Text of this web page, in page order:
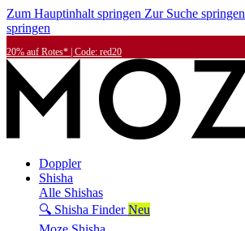
Zum Hauptinhalt springen Zur Suche springen
springen
20% auf Rotes* | Code: red20
Doppler
Shisha
Alle Shishas
🔍 Shisha Finder Neu